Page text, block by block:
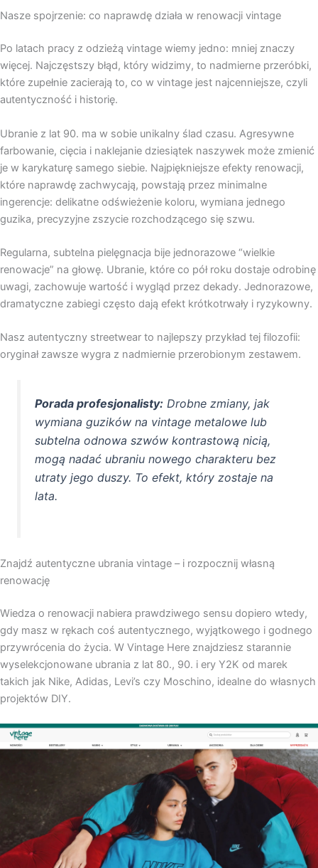
Nasze spojrzenie: co naprawdę działa w renowacji vintage
Po latach pracy z odzieżą vintage wiemy jedno: mniej znaczy
więcej. Najczęstszy błąd, który widzimy, to nadmierne przeróbki,
które zupełnie zacierają to, co w vintage jest najcenniejsze, czyli
autentyczność i historię.
Ubranie z lat 90. ma w sobie unikalny ślad czasu. Agresywne
farbowanie, cięcia i naklejanie dziesiątek naszywek może zmienić
je w karykaturę samego siebie. Najpiękniejsze efekty renowacji,
które naprawdę zachwycają, powstają przez minimalne
ingerencje: delikatne odświeżenie koloru, wymiana jednego
guzika, precyzyjne zszycie rozchodzącego się szwu.
Regularna, subtelna pielęgnacja bije jednorazowe “wielkie
renowacje” na głowę. Ubranie, które co pół roku dostaje odrobinę
uwagi, zachowuje wartość i wygląd przez dekady. Jednorazowe,
dramatyczne zabiegi często dają efekt krótkotrwały i ryzykowny.
Nasz autentyczny streetwear to najlepszy przykład tej filozofii:
oryginał zawsze wygra z nadmiernie przerobionym zestawem.
Porada profesjonalisty: Drobne zmiany, jak
wymiana guzików na vintage metalowe lub
subtelna odnowa szwów kontrastową nicią,
mogą nadać ubraniu nowego charakteru bez
utraty jego duszy. To efekt, który zostaje na
lata.
Znajdź autentyczne ubrania vintage – i rozpocznij własną
renowację
Wiedza o renowacji nabiera prawdziwego sensu dopiero wtedy,
gdy masz w rękach coś autentycznego, wyjątkowego i godnego
przywrócenia do życia. W Vintage Here znajdziesz starannie
wyselekcjonowane ubrania z lat 80., 90. i ery Y2K od marek
takich jak Nike, Adidas, Levi’s czy Moschino, idealne do własnych
projektów DIY.